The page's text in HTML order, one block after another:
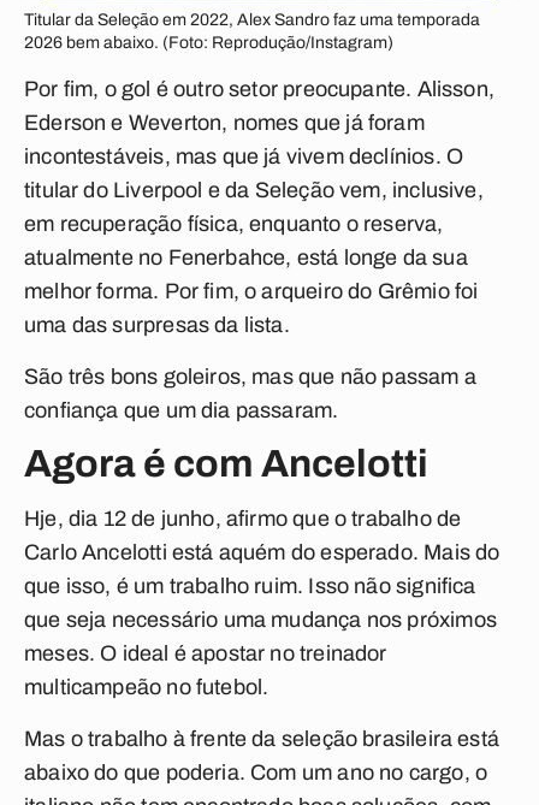
Titular da Seleção em 2022, Alex Sandro faz uma temporada
2026 bem abaixo. (Foto: Reprodução/Instagram)
Por fim, o gol é outro setor preocupante. Alisson,
Ederson e Weverton, nomes que já foram
incontestáveis, mas que já vivem declínios. O
titular do Liverpool e da Seleção vem, inclusive,
em recuperação física, enquanto o reserva,
atualmente no Fenerbahce, está longe da sua
melhor forma. Por fim, o arqueiro do Grêmio foi
uma das surpresas da lista.
São três bons goleiros, mas que não passam a
confiança que um dia passaram.
Agora é com Ancelotti
Hje, dia 12 de junho, afirmo que o trabalho de
Carlo Ancelotti está aquém do esperado. Mais do
que isso, é um trabalho ruim. Isso não significa
que seja necessário uma mudança nos próximos
meses. O ideal é apostar no treinador
multicampeão no futebol.
Mas o trabalho à frente da seleção brasileira está
abaixo do que poderia. Com um ano no cargo, o